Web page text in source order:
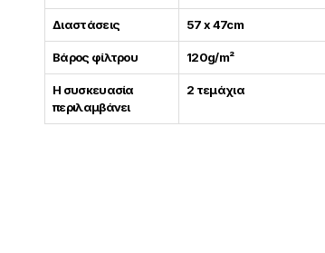
Διαστάσεις 57 x 47cm
Βάρος φίλτρου 120g/m²
Η συσκευασία
περιλαμβάνει
2 τεμάχια